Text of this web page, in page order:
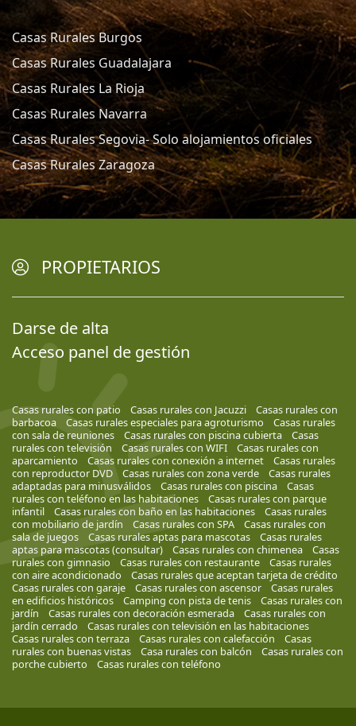
Casas Rurales Burgos
Casas Rurales Guadalajara
Casas Rurales La Rioja
Casas Rurales Navarra
Casas Rurales Segovia- Solo alojamientos oficiales
Casas Rurales Zaragoza
PROPIETARIOS
Darse de alta
Acceso panel de gestión
Casas rurales con patio Casas rurales con Jacuzzi
Casas rurales con
barbacoa
Casas rurales especiales para agroturismo
Casas rurales
con sala de reuniones
Casas rurales con piscina cubierta
Casas
rurales con televisión
Casas rurales con WIFI
Casas rurales con
aparcamiento
Casas rurales con conexión a internet
Casas rurales
con reproductor DVD
Casas rurales con zona verde
Casas rurales
adaptadas para minusválidos
Casas rurales con piscina
Casas
rurales con teléfono en las habitaciones
Casas rurales con parque
infantil
Casas rurales con baño en las habitaciones
Casas rurales
con mobiliario de jardín
Casas rurales con SPA
Casas rurales con
sala de juegos
Casas rurales aptas para mascotas
Casas rurales
aptas para mascotas (consultar)
Casas rurales con chimenea
Casas
rurales con gimnasio
Casas rurales con restaurante
Casas rurales
con aire acondicionado
Casas rurales que aceptan tarjeta de crédito
Casas rurales con garaje
Casas rurales con ascensor
Casas rurales
en edificios históricos
Camping con pista de tenis
Casas rurales con
jardín
Casas rurales con decoración esmerada
Casas rurales con
jardín cerrado
Casas rurales con televisión en las habitaciones
Casas rurales con terraza
Casas rurales con calefacción
Casas
rurales con buenas vistas
Casa rurales con balcón
Casas rurales con
porche cubierto
Casas rurales con teléfono